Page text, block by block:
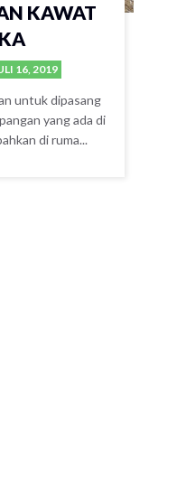
KAWAT
16, 2019
untuk dipasang
yang ada di
di ruma...